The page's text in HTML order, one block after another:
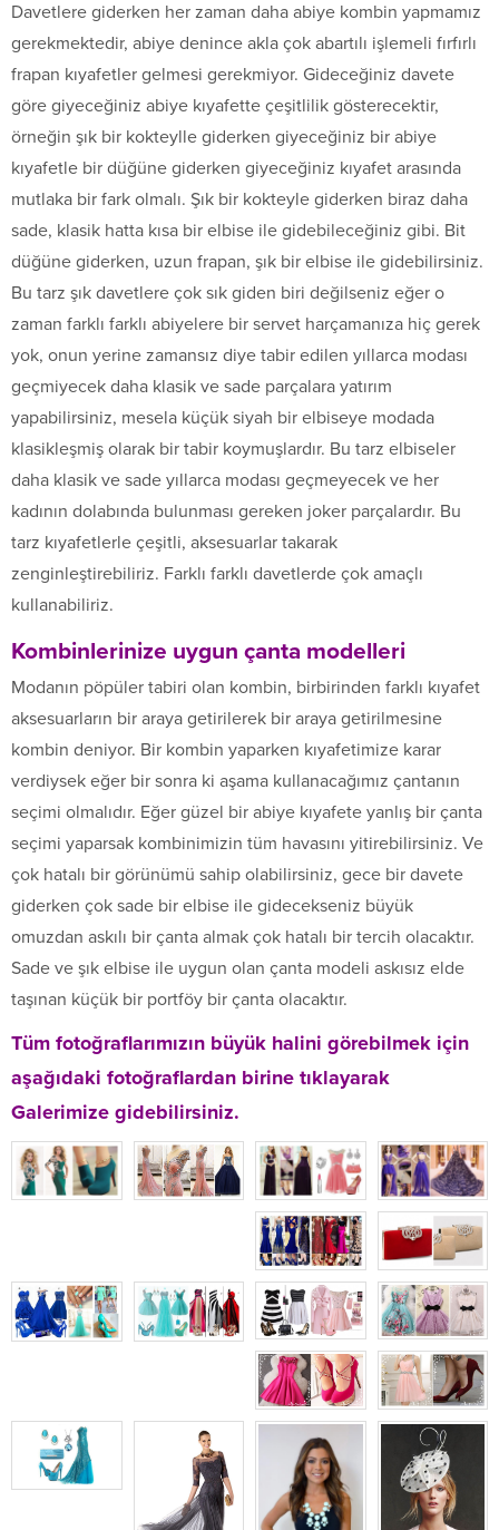
Davetlere giderken her zaman daha abiye kombin yapmamız
gerekmektedir, abiye denince akla çok abartılı işlemeli fırfırlı
frapan kıyafetler gelmesi gerekmiyor. Gideceğiniz davete
göre giyeceğiniz abiye kıyafette çeşitlilik gösterecektir,
örneğin şık bir kokteylle giderken giyeceğiniz bir abiye
kıyafetle bir düğüne giderken giyeceğiniz kıyafet arasında
mutlaka bir fark olmalı. Şık bir kokteyle giderken biraz daha
sade, klasik hatta kısa bir elbise ile gidebileceğiniz gibi. Bit
düğüne giderken, uzun frapan, şık bir elbise ile gidebilirsiniz.
Bu tarz şık davetlere çok sık giden biri değilseniz eğer o
zaman farklı farklı abiyelere bir servet harçamanıza hiç gerek
yok, onun yerine zamansız diye tabir edilen yıllarca modası
geçmiyecek daha klasik ve sade parçalara yatırım
yapabilirsiniz, mesela küçük siyah bir elbiseye modada
klasikleşmiş olarak bir tabir koymuşlardır. Bu tarz elbiseler
daha klasik ve sade yıllarca modası geçmeyecek ve her
kadının dolabında bulunması gereken joker parçalardır. Bu
tarz kıyafetlerle çeşitli, aksesuarlar takarak
zenginleştirebiliriz. Farklı farklı davetlerde çok amaçlı
kullanabiliriz.
Kombinlerinize uygun çanta modelleri
Modanın pöpüler tabiri olan kombin, birbirinden farklı kıyafet
aksesuarların bir araya getirilerek bir araya getirilmesine
kombin deniyor. Bir kombin yaparken kıyafetimize karar
verdiysek eğer bir sonra ki aşama kullanacağımız çantanın
seçimi olmalıdır. Eğer güzel bir abiye kıyafete yanlış bir çanta
seçimi yaparsak kombinimizin tüm havasını yitirebilirsiniz. Ve
çok hatalı bir görünümü sahip olabilirsiniz, gece bir davete
giderken çok sade bir elbise ile gidecekseniz büyük
omuzdan askılı bir çanta almak çok hatalı bir tercih olacaktır.
Sade ve şık elbise ile uygun olan çanta modeli askısız elde
taşınan küçük bir portföy bir çanta olacaktır.
Tüm fotoğraflarımızın büyük halini görebilmek için
aşağıdaki fotoğraflardan birine tıklayarak
Galerimize gidebilirsiniz.